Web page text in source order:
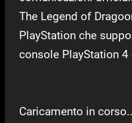
The Legend of
PlayStation che
console PlayStation 4
Caricamento in